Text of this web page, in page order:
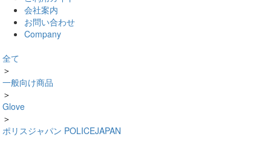
会社案内
お問い合わせ
Company
全て
＞
一般向け商品
＞
Glove
＞
ポリスジャパン POLICEJAPAN